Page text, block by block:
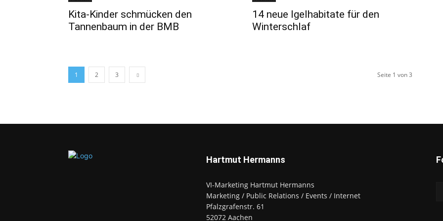
Kita-Kinder schmücken den
Tannenbaum in der BMB
14 neue Igelhabitate für den
Winterschlaf
1 2 3 Seite 1 von 3
Hartmut Hermanns
VI-Marketing Hartmut Hermanns
Marketing / Public Relations / Events / Internet
Pfalzgrafenstr. 61
52072 Aachen